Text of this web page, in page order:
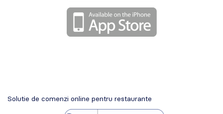
Solutie de comenzi online pentru restaurante